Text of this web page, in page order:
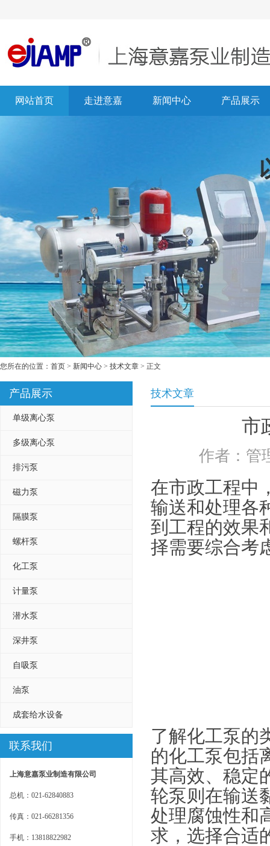
网站首页 走进意嘉 新闻中心 产品展示
您所在的位置： 首页 > 新闻中心 > 技术文章 > 正文
产品展示
单级离心泵
多级离心泵
排污泵
磁力泵
隔膜泵
螺杆泵
化工泵
计量泵
潜水泵
深井泵
自吸泵
油泵
成套给水设备
联系我们
上海意嘉泵业制造有限公司
总机：021-62840883
传真：021-66281356
手机：13818822982
技术文章
市
作者：
在市政工程中
输送和处理各
到工程的效果
择需要综合考
了解化工泵的
的化工泵包括
其高效、稳定
轮泵则在输送
处理腐蚀性和
求，选择合适